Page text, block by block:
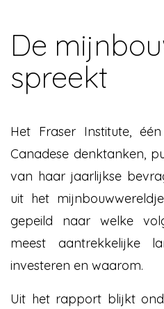
De
spreekt
Het Fraser Institute,
Canadese denktanken,
van haar jaarlijkse
uit het
gepeild naar welke
meest aantrekkelijke
investeren en waarom.
Uit het rapport blijkt